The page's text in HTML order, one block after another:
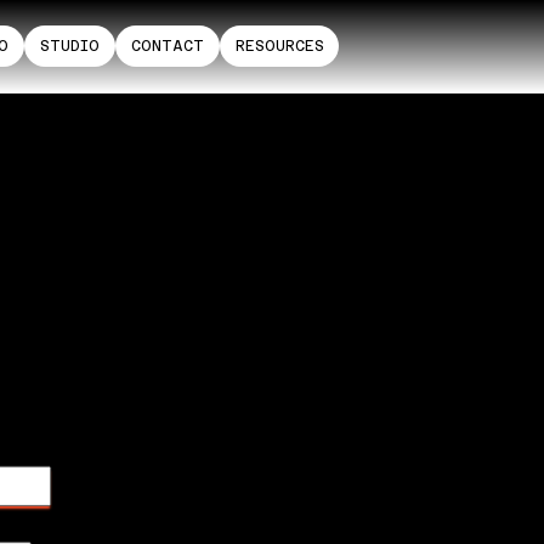
STUDIO CONTACT RESOURCES